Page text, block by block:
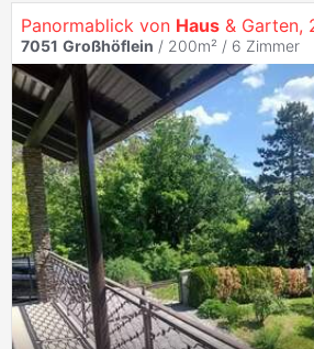
Panormablick von Haus & Garten,
7051 Großhöflein / 200m² / 6 Zimmer